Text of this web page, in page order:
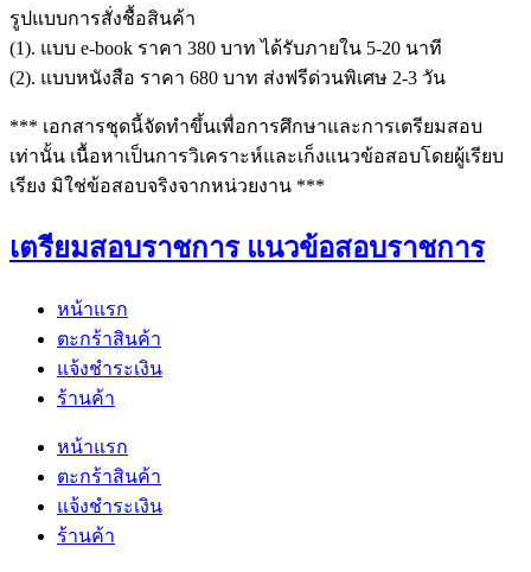
รูปแบบการสั่งชื้อสินค้า
(1). แบบ e-book ราคา 380 บาท ได้รับภายใน 5-20 นาที
(2). แบบหนังสือ ราคา 680 บาท ส่งฟรีด่วนพิเศษ 2-3 วัน
*** เอกสารชุดนี้จัดทำขึ้นเพื่อการศึกษาและการเตรียมสอบ
เท่านั้น เนื้อหาเป็นการวิเคราะห์และเก็งแนวข้อสอบโดยผู้เรียบ
เรียง มิใช่ข้อสอบจริงจากหน่วยงาน ***
เตรียมสอบราชการ แนวข้อสอบราชการ
หน้าแรก
ตะกร้าสินค้า
แจ้งชำระเงิน
ร้านค้า
หน้าแรก
ตะกร้าสินค้า
แจ้งชำระเงิน
ร้านค้า